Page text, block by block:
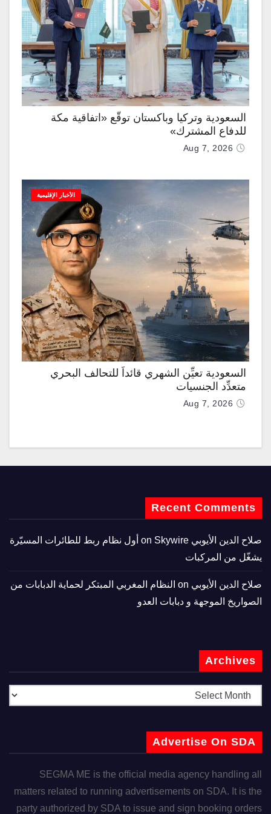
السعودية وتركيا وباكستان توقّع «اتفاقية مكة
للدفاع المشترك»
Aug 7, 2026
الأخبار الإقليمية
السعودية تعيِّن الشهري قائداً للتحالف البحري
متعدِّد الجنسيات
Aug 7, 2026
Recent Comments
صلاح الدين الأيوبي
Skywire أول نظام ربط للطائرات المسيّرة
يشغّل من المركبات
صلاح الدين الأيوبي
النظام المغربي المبتكر لحماية الدبابات من
الصواريخ الموجهة و دبابات العدو
Archives
Advertise On SDA
SEGMA ME is the official media agency handling all
matters related to running advertisements on SDA. It is the
party authorized by SDA to issue and sign booking orders